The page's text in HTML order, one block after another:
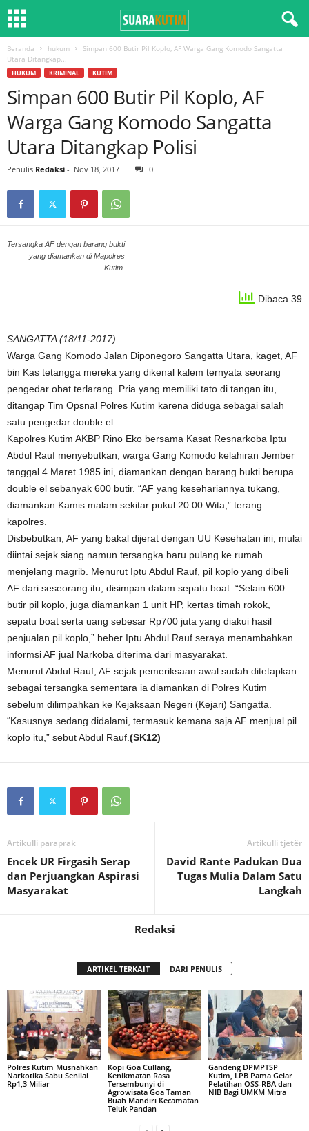
Beranda hukum
Simpan 600 Butir Pil Koplo, AF Warga Gang Komodo Sangatta
Utara Ditangkap...
HUKUM KRIMINAL KUTIM
Simpan 600 Butir Pil Koplo, AF
Warga Gang Komodo Sangatta
Utara Ditangkap Polisi
Penulis Redaksi - Nov 18, 2017 0
Tersangka AF dengan barang bukti
yang diamankan di Mapolres
Kutim.
Dibaca 39
SANGATTA (18/11-2017)
Warga Gang Komodo Jalan Diponegoro Sangatta Utara, kaget, AF
bin Kas tetangga mereka yang dikenal kalem ternyata seorang
pengedar obat terlarang. Pria yang memiliki tato di tangan itu,
ditangap Tim Opsnal Polres Kutim karena diduga sebagai salah
satu pengedar double el.
Kapolres Kutim AKBP Rino Eko bersama Kasat Resnarkoba Iptu
Abdul Rauf menyebutkan, warga Gang Komodo kelahiran Jember
tanggal 4 Maret 1985 ini, diamankan dengan barang bukti berupa
double el sebanyak 600 butir. “AF yang kesehariannya tukang,
diamankan Kamis malam sekitar pukul 20.00 Wita,” terang
kapolres.
Disbebutkan, AF yang bakal dijerat dengan UU Kesehatan ini, mulai
diintai sejak siang namun tersangka baru pulang ke rumah
menjelang magrib. Menurut Iptu Abdul Rauf, pil koplo yang dibeli
AF dari seseorang itu, disimpan dalam sepatu boat. “Selain 600
butir pil koplo, juga diamankan 1 unit HP, kertas timah rokok,
sepatu boat serta uang sebesar Rp700 juta yang diakui hasil
penjualan pil koplo,” beber Iptu Abdul Rauf seraya menambahkan
informsi AF jual Narkoba diterima dari masyarakat.
Menurut Abdul Rauf, AF sejak pemeriksaan awal sudah ditetapkan
sebagai tersangka sementara ia diamankan di Polres Kutim
sebelum dilimpahkan ke Kejaksaan Negeri (Kejari) Sangatta.
“Kasusnya sedang didalami, termasuk kemana saja AF menjual pil
koplo itu,” sebut Abdul Rauf. (SK12)
Artikulli paraprak
Encek UR Firgasih Serap
dan Perjuangkan Aspirasi
Masyarakat
Artikulli tjetër
David Rante Padukan Dua
Tugas Mulia Dalam Satu
Langkah
Redaksi
ARTIKEL TERKAIT DARI PENULIS
Polres Kutim Musnahkan
Narkotika Sabu Senilai
Rp1,3 Miliar
Kopi Goa Cullang,
Kenikmatan Rasa
Tersembunyi di
Agrowisata Goa Taman
Buah Mandiri Kecamatan
Teluk Pandan
Gandeng DPMPTSP
Kutim, LPB Pama Gelar
Pelatihan OSS-RBA dan
NIB Bagi UMKM Mitra